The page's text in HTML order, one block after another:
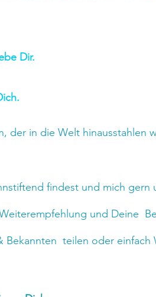
Dir.
der in die Welt hinausstahlen
findest und mich gern
und Deine
teilen oder einfach